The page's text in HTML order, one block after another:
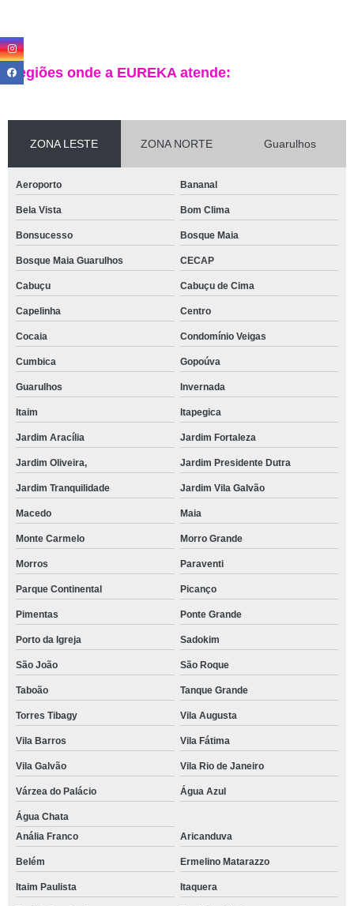
Regiões onde a EUREKA atende:
ZONA LESTE ZONA NORTE Guarulhos
Aeroporto Bananal
Bela Vista Bom Clima
Bonsucesso Bosque Maia
Bosque Maia Guarulhos CECAP
Cabuçu Cabuçu de Cima
Capelinha Centro
Cocaia Condomínio Veigas
Cumbica Gopoúva
Guarulhos Invernada
Itaim Itapegica
Jardim Aracília Jardim Fortaleza
Jardim Oliveira, Jardim Presidente Dutra
Jardim Tranquilidade Jardim Vila Galvão
Macedo Maia
Monte Carmelo Morro Grande
Morros Paraventi
Parque Continental Picanço
Pimentas Ponte Grande
Porto da Igreja Sadokim
São João São Roque
Taboão Tanque Grande
Torres Tibagy Vila Augusta
Vila Barros Vila Fátima
Vila Galvão Vila Rio de Janeiro
Várzea do Palácio Água Azul
Água Chata
Anália Franco
Aricanduva
Belém Ermelino Matarazzo
Itaim Paulista Itaquera